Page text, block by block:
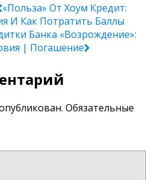
«Польза» От Хоум Кредит:
И Как Потратить Баллы
Банка «Возрождение»:
| Погашение
Обязательные